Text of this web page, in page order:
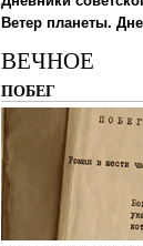
Ветер планеты.
ВЕЧНОЕ
ПОБЕГ